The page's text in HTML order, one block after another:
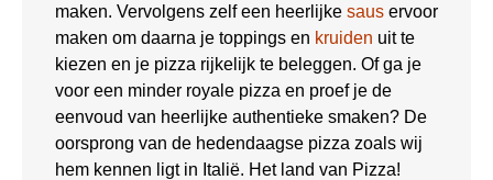
maken. Vervolgens zelf een heerlijke saus ervoor
maken om daarna je toppings en kruiden uit te
kiezen en je pizza rijkelijk te beleggen. Of ga je
voor een minder royale pizza en proef je de
eenvoud van heerlijke authentieke smaken? De
oorsprong van de hedendaagse pizza zoals wij
hem kennen ligt in Italië. Het land van Pizza!